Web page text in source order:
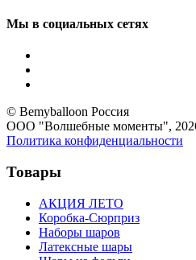
Мы в социальных сетях
© Bemyballoon Россия
ООО "Волшебные моменты",
Политика конфиденциальности
Товары
АКЦИЯ ЛЕТО
Коробка-Сюрприз
Наборы шаров
Латексные шары